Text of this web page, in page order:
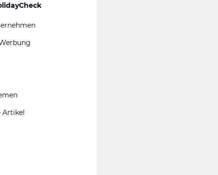
Artikel